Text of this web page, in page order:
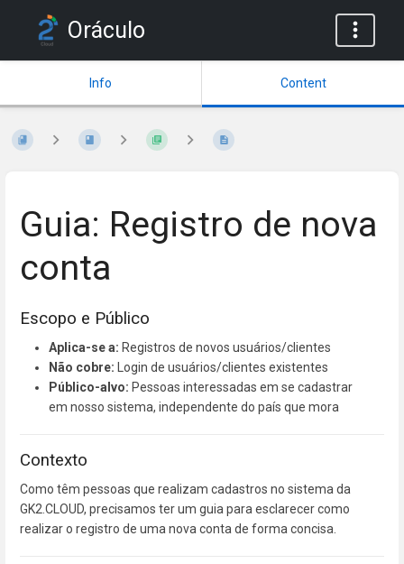
Oráculo
Info Content
Guia: Registro de nova
conta
Escopo e Público
Aplica-se a: Registros de novos usuários/clientes
Não cobre: Login de usuários/clientes existentes
Público-alvo: Pessoas interessadas em se cadastrar
em nosso sistema, independente do país que mora
Contexto
Como têm pessoas que realizam cadastros no sistema da
GK2.CLOUD, precisamos ter um guia para esclarecer como
realizar o registro de uma nova conta de forma concisa.